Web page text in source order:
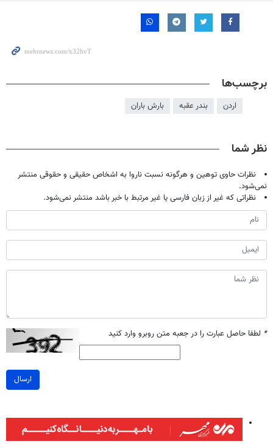
برچسب‌ها
اردن بندر عقبه بارش باران
نظر شما
نظرات حاوی توهین و هرگونه نسبت ناروا به اشخاص حقیقی و حقوقی منتشر
نمی‌شود.
نظراتی که غیر از زبان فارسی یا غیر مرتبط با خبر باشد منتشر نمی‌شود.
* لطفا حاصل عبارت را در جعبه متن روبرو وارد کنید
ارسال